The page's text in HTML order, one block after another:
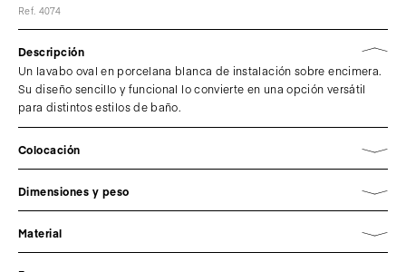
Ref. 4074
Descripción
Un lavabo oval en porcelana blanca de instalación sobre encimera.
Su diseño sencillo y funcional lo convierte en una opción versátil
para distintos estilos de baño.
Colocación
Dimensiones y peso
Material